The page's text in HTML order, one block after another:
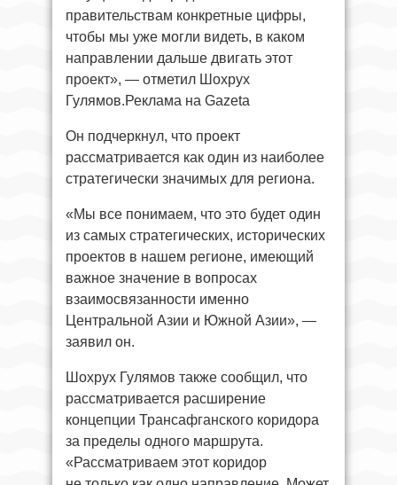
правительствам конкретные цифры,
чтобы мы уже могли видеть, в каком
направлении дальше двигать этот
проект», — отметил Шохрух
Гулямов.Реклама на Gazeta
Он подчеркнул, что проект
рассматривается как один из наиболее
стратегически значимых для региона.
«Мы все понимаем, что это будет один
из самых стратегических, исторических
проектов в нашем регионе, имеющий
важное значение в вопросах
взаимосвязанности именно
Центральной Азии и Южной Азии», —
заявил он.
Шохрух Гулямов также сообщил, что
рассматривается расширение
концепции Трансафганского коридора
за пределы одного маршрута.
«Рассматриваем этот коридор